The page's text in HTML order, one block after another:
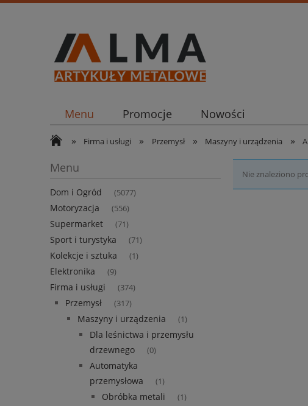
Menu Promocje Nowości
» Firma i usługi » Przemysł » Maszyny i urządzenia »
Menu
Dom i Ogród (5077)
Motoryzacja (556)
Supermarket (71)
Sport i turystyka (71)
Kolekcje i sztuka (1)
Elektronika (9)
Firma i usługi (374)
Przemysł (317)
Maszyny i urządzenia (1)
Dla leśnictwa i przemysłu
drzewnego
(0)
Automatyka
przemysłowa
(1)
Obróbka metali (1)
Nie znaleziono